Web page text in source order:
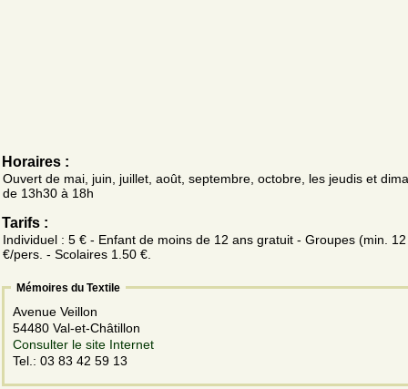
Horaires :
Ouvert de mai, juin, juillet, août, septembre, octobre, les jeudis et
de 13h30 à 18h
Tarifs :
Individuel : 5 € - Enfant de moins de 12 ans gratuit - Groupes (min.
€/pers. - Scolaires 1.50 €.
Mémoires du Textile
Avenue Veillon
54480 Val-et-Châtillon
Consulter le site Internet
Tel.: 03 83 42 59 13